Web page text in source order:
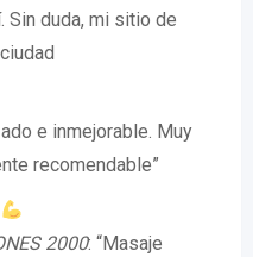
Sin duda, mi sitio de
e inmejorable. Muy
recomendable”
2000: “Masaje